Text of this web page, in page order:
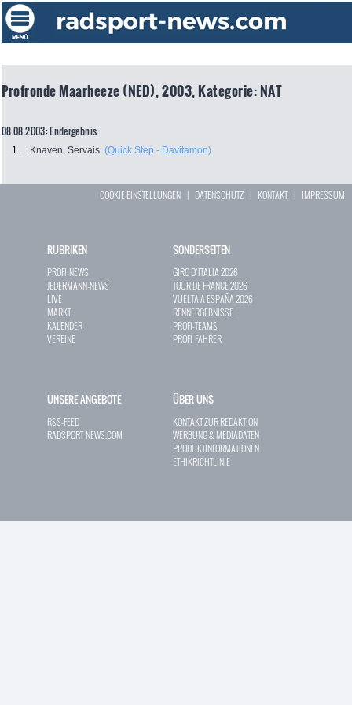
Profronde Maarheeze (NED), 2003, Kategorie: NAT
08.08.2003: Endergebnis
1. Knaven, Servais (Quick Step - Davitamon)
COOKIE EINSTELLUNGEN | DATENSCHUTZ | KONTAKT| IMPRESSUM
RUBRIKEN
PROFI-NEWS
JEDERMANN-NEWS
LIVE
MARKT
KALENDER
VEREINE
SONDERSEITEN
GIRO D`ITALIA 2026
TOUR DE FRANCE 2026
VUELTA A ESPAÑA 2026
RENNERGEBNISSE
PROFI-TEAMS
PROFI-FAHRER
UNSERE ANGEBOTE
RSS-FEED
RADSPORT-NEWS.COM
ÜBER UNS
KONTAKT ZUR REDAKTION
WERBUNG & MEDIADATEN
PRODUKTINFORMATIONEN
ETHIKRICHTLINIE